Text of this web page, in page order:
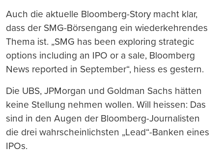
Auch die aktuelle Bloomberg-Story macht klar,
dass der SMG-Börsengang ein wiederkehrendes
Thema ist. „SMG has been exploring strategic
options including an IPO or a sale, Bloomberg
News reported in September“, hiess es gestern.
Die UBS, JPMorgan und Goldman Sachs hätten
keine Stellung nehmen wollen. Will heissen: Das
sind in den Augen der Bloomberg-Journalisten
die drei wahrscheinlichsten „Lead“-Banken eines
IPOs.